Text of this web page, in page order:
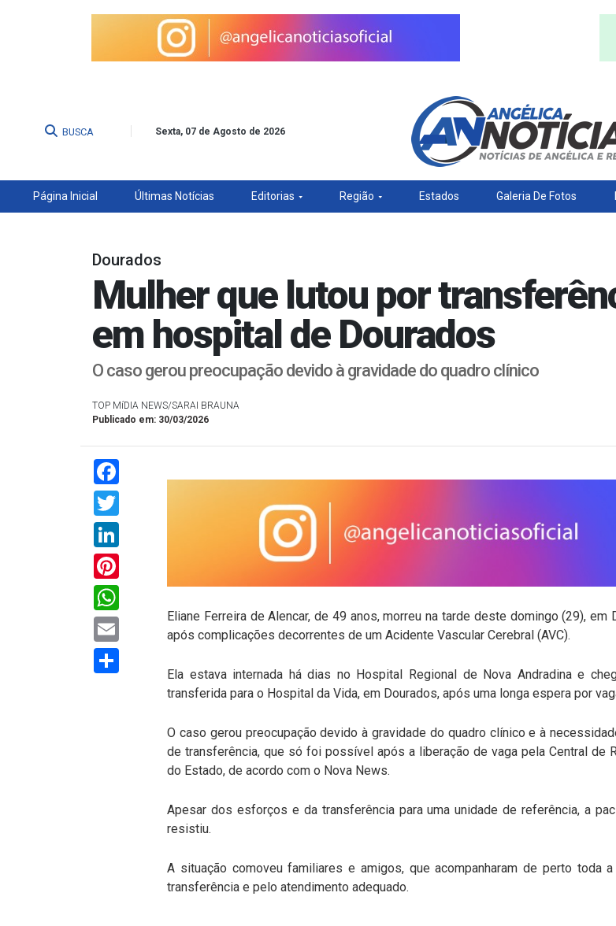
BUSCA Sexta, 07 de Agosto de 2026
Página Inicial Últimas Notícias Editorias Região Estados Galeria De Fotos
Dourados
Mulher que lutou por
em hospital de Dourados
O caso gerou preocupação devido à gravidade do quadro clínico
TOP MíDIA NEWS/SARAI BRAUNA
Publicado em: 30/03/2026
WhatsApp
Eliane Ferreira de Alencar, de 49 anos, morreu na tarde deste domingo (29), em
após complicações decorrentes de um Acidente Vascular Cerebral (AVC).
Ela estava internada há dias no Hospital Regional de Nova Andradina e
transferida para o Hospital da Vida, em Dourados, após uma longa espera por
O caso gerou preocupação devido à gravidade do quadro clínico e à
de transferência, que só foi possível após a liberação de vaga pela Central de
do Estado, de acordo com o Nova News.
Apesar dos esforços e da transferência para uma unidade de referência, a
resistiu.
A situação comoveu familiares e amigos, que acompanharam de perto toda
transferência e pelo atendimento adequado.